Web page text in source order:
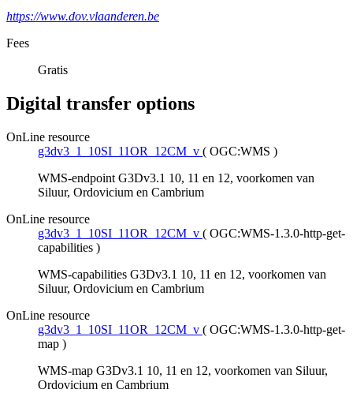
https://www.dov.vlaanderen.be
Fees
Gratis
Digital transfer options
OnLine resource
g3dv3_1_10SI_11OR_12CM_v ( OGC:WMS )
WMS-endpoint G3Dv3.1 10, 11 en 12, voorkomen van
Siluur, Ordovicium en Cambrium
OnLine resource
g3dv3_1_10SI_11OR_12CM_v ( OGC:WMS-1.3.0-http-get-
capabilities )
WMS-capabilities G3Dv3.1 10, 11 en 12, voorkomen van
Siluur, Ordovicium en Cambrium
OnLine resource
g3dv3_1_10SI_11OR_12CM_v ( OGC:WMS-1.3.0-http-get-
map )
WMS-map G3Dv3.1 10, 11 en 12, voorkomen van Siluur,
Ordovicium en Cambrium